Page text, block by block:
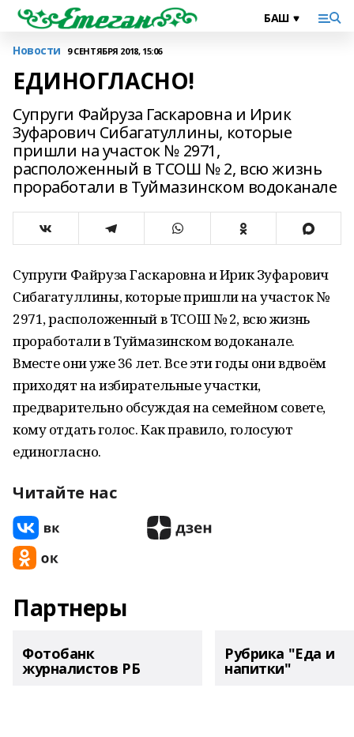
Новости 9 СЕНТЯБРЯ 2018, 15:06
ЕДИНОГЛАСНО!
Супруги Файруза Гаскаровна и Ирик
Зуфарович Сибагатуллины, которые
пришли на участок № 2971,
расположенный в ТСОШ № 2, всю жизнь
проработали в Туймазинском водоканале
Супруги Файруза Гаскаровна и Ирик Зуфарович
Сибагатуллины, которые пришли на участок №
2971, расположенный в ТСОШ № 2, всю жизнь
проработали в Туймазинском водоканале.
Вместе они уже 36 лет. Все эти годы они вдвоём
приходят на избирательные участки,
предварительно обсуждая на семейном совете,
кому отдать голос. Как правило, голосуют
единогласно.
Читайте нас
Партнеры
Фотобанк
журналистов РБ
Рубрика "Еда и
напитки"